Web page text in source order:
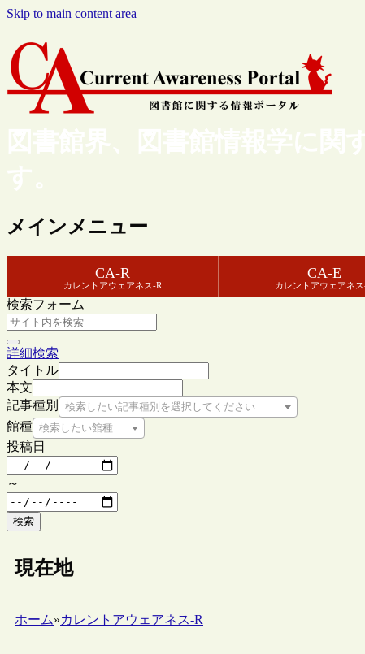
Skip to main content area
図書館界、図書館情報学に
す。
メインメニュー
CA-R
カレントアウェアネス-R
CA-E
カレントアウェアネ
検索フォーム
詳細検索
タイトル
本文
記事種別
検索したい記事種別を選択してください
館種 検索したい館種を選択してください
投稿日
～
検索
現在地
ホーム»カレントアウェアネス-R